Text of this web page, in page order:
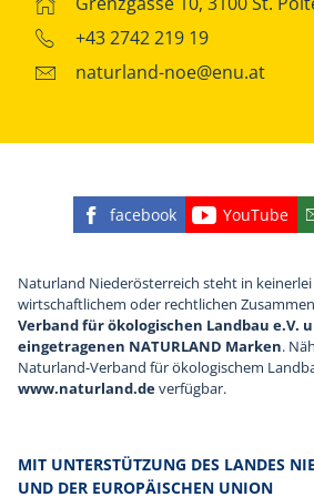
+43 2742 219 19
naturland-noe@enu.at
Finden Sie die eNu
facebook Besuchen
YouTube
Naturland Niederösterreich steht in
wirtschaftlichem oder rechtlichen
Verband für ökologischen Landbau e.V.
eingetragenen NATURLAND Marken.
Naturland-Verband für ökologischem
www.naturland.deverfügbar.
MIT UNTERSTÜTZUNG DES LANDES
UND DER EUROPÄISCHEN UNION